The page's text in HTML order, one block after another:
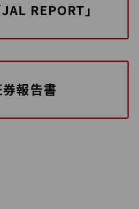
REPORT」
報告書